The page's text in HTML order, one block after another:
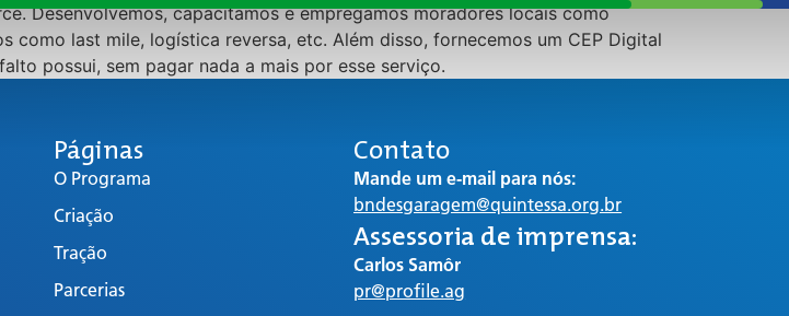
Desenvolvemos, capacitamos e empregamos moradores locais como
last mile, logística reversa, etc. Além disso, fornecemos um CEP Digital
possui, sem pagar nada a mais por esse serviço.
Páginas
O Programa
Criação
Tração
Parcerias
Contato
Mande um e-mail para nós:
bndesgaragem@quintessa.org.br
Assessoria de imprensa:
Carlos Samôr
pr@profile.ag